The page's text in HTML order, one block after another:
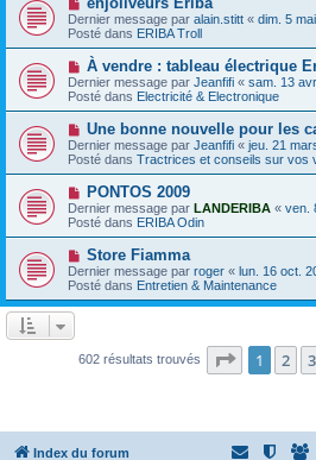
s
a
g
a
u
m
e
s
s
a
g
e
o
u
v
a
u
m
e
s
s
a
g
e
Dernier message par alain.stitt « dim. 5
Posté dans ERIBA Troll
N
o
u
v
e
a
u
m
e
s
a
g
e
À vendre : tableau électrique
Dernier message par Jeanfifi « sam. 13
Posté dans Electricité & Electronique
N
o
u
v
e
a
u
m
e
s
s
a
g
e
Une bonne nouvelle pour les
Dernier message par Jeanfifi « jeu. 21
Posté dans Tractrices et conseils sur vos
N
o
u
v
e
a
u
m
e
g
PONTOS 2009
Dernier message par LANDERIBA « ven.
Posté dans ERIBA Odin
N
o
u
v
e
m
e
Store Fiamma
Dernier message par roger « lun. 16 oct.
Posté dans Entretien & Maintenance
602 résultats trouvés Page 1sur
1 2 3
Index du forum